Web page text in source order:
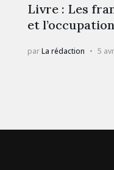
Livre : Les
et l’occupation
parLa rédaction 5